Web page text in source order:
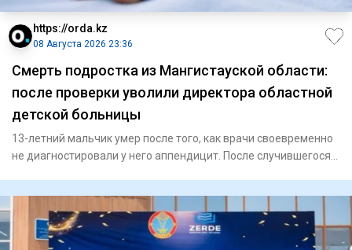
https://orda.kz
08 Августа 2026 23:36
Смерть подростка из Мангистауской области:
после проверки уволили директора областной
детской больницы
13-летний мальчик умер после того, как врачи своевременно
не диагностировали у него аппендицит. После случившегося